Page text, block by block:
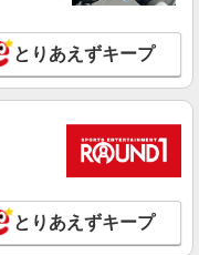
詳細を見る
ルケア事業部/三島オフィ
護スタッフ
円 ★週払いOK（規定あ
能力による
】JR東海道本線「沼津
とりあえずキープ
とりあえずキープ